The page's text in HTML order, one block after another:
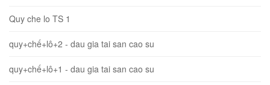
Quy che lo TS 1
quy+chế+lô+2 - dau gia tai san cao su
quy+chế+lô+1 - dau gia tai san cao su